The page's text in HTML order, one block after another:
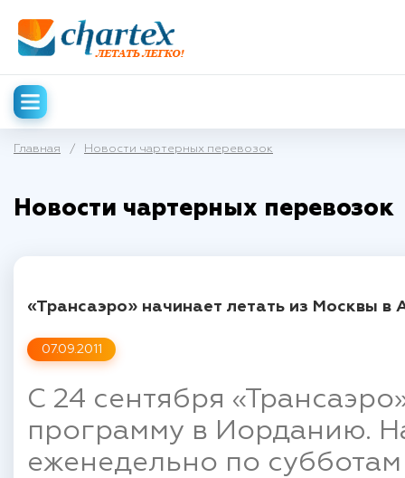
Главная / Новости чартерных перевозок
Новости чартерных перевозок
07.09.2011
«Трансаэро» начинает летать из Москвы в
С 24 сентября
программу в Иорданию.
еженедельно по